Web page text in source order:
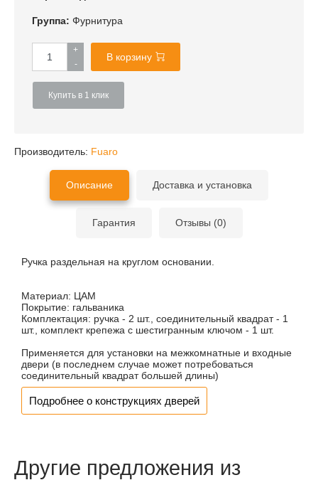
Группа: Фурнитура
+
-
В корзину
Купить в 1 клик
Производитель: Fuaro
Описание Доставка и установка
Гарантия Отзывы (0)
Ручка раздельная на круглом основании.
Материал: ЦАМ
Покрытие: гальваника
Комплектация: ручка - 2 шт., соединительный квадрат - 1
шт., комплект крепежа с шестигранным ключом - 1 шт.
Применяется для установки на межкомнатные и входные
двери (в последнем случае может потребоваться
соединительный квадрат большей длины)
Подробнее о конструкциях дверей
Другие предложения из